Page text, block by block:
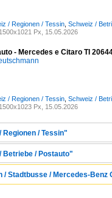
/ Regionen / Tessin Schweiz /
1500x1021 Px, 15.05.2026
- Mercedes e Citaro TI
/ Regionen / Tessin Schweiz /
1500x1023 Px, 15.05.2026
/ Tessin"
Betriebe / Postauto"
Stadtbusse / Mercedes-Benz